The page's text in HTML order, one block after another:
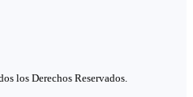
los Derechos Reservados.